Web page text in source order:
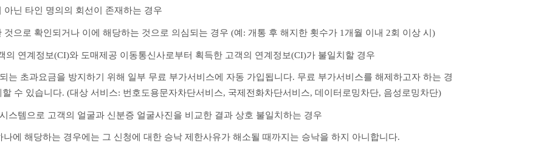
닌 타인 명의의 회선이 존재하는 경우
으로 확인되거나 이에 해당하는 것으로 의심되는 경우 (예: 개통 후 해지한 횟수가 1개월 이내 2회 이상 시)
의 연계정보(CI)와 도매제공 이동통신사로부터 획득한 고객의 연계정보(CI)가 불일치할 경우
는 초과요금을 방지하기 위해 일부 무료 부가서비스에 자동 가입됩니다. 무료 부가서비스를 해제하고자 하는 경
수 있습니다. (대상 서비스: 번호도용문자차단서비스, 국제전화차단서비스, 데이터로밍차단, 음성로밍차단)
스템으로 고객의 얼굴과 신분증 얼굴사진을 비교한 결과 상호 불일치하는 경우
에 해당하는 경우에는 그 신청에 대한 승낙 제한사유가 해소될 때까지는 승낙을 하지 아니합니다.